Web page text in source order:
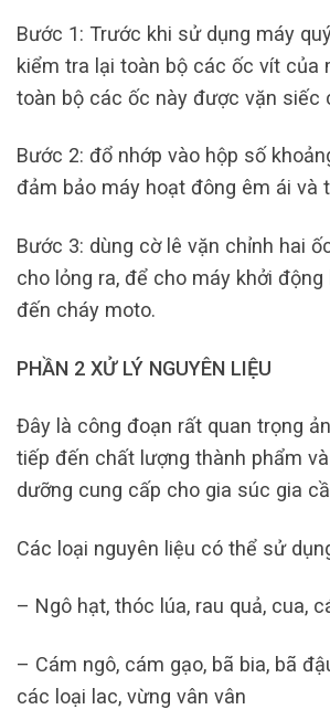
Bước 1: Trước khi sử dụng máy
kiểm tra lại toàn bộ các ốc vít của
toàn bộ các ốc này được vặn siếc
Bước 2: đổ nhớp vào hộp số
đảm bảo máy hoạt đông êm ái và
Bước 3: dùng cờ lê vặn chỉnh hai
cho lỏng ra, để cho máy khởi động
đến cháy moto.
PHẦN 2 XỬ LÝ NGUYÊN LIỆU
Đây là công đoạn rất quan trọng
tiếp đến chất lượng thành phẩm
dưỡng cung cấp cho gia súc gia
Các loại nguyên liệu có thể sử
– Ngô hạt, thóc lúa, rau quả, cua,
– Cám ngô, cám gạo, bã bia, bã
các loại lac, vừng vân vân